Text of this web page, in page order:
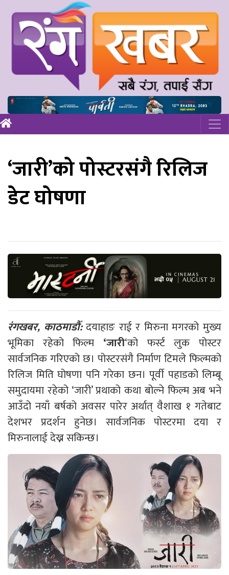
‘जारी’को पोस्टरसंगै रिलिज
डेट घोषणा
रंगखबर, काठमाडौँ:दयाहाङ राई र मिरुना मगरको मुख्य
भूमिका रहेको फिल्म ‘जारी‘को फर्स्ट लुक पोस्टर
सार्वजनिक गरिएको छ। पोस्टरसंगै निर्माण टिमले फिल्मको
रिलिज मिति घोषणा पनि गरेका छन। पूर्वी पहाडको लिम्बू
समुदायमा रहेको ‘जारी’ प्रथाको कथा बोल्ने फिल्म अब भने
आउँदो नयाँ बर्षको अवसर पारेर अर्थात् वैशाख १ गतेबाट
देशभर प्रदर्शन हुनेछ। सार्वजनिक पोस्टरमा दया र
मिरुनालाई देख्न सकिन्छ।